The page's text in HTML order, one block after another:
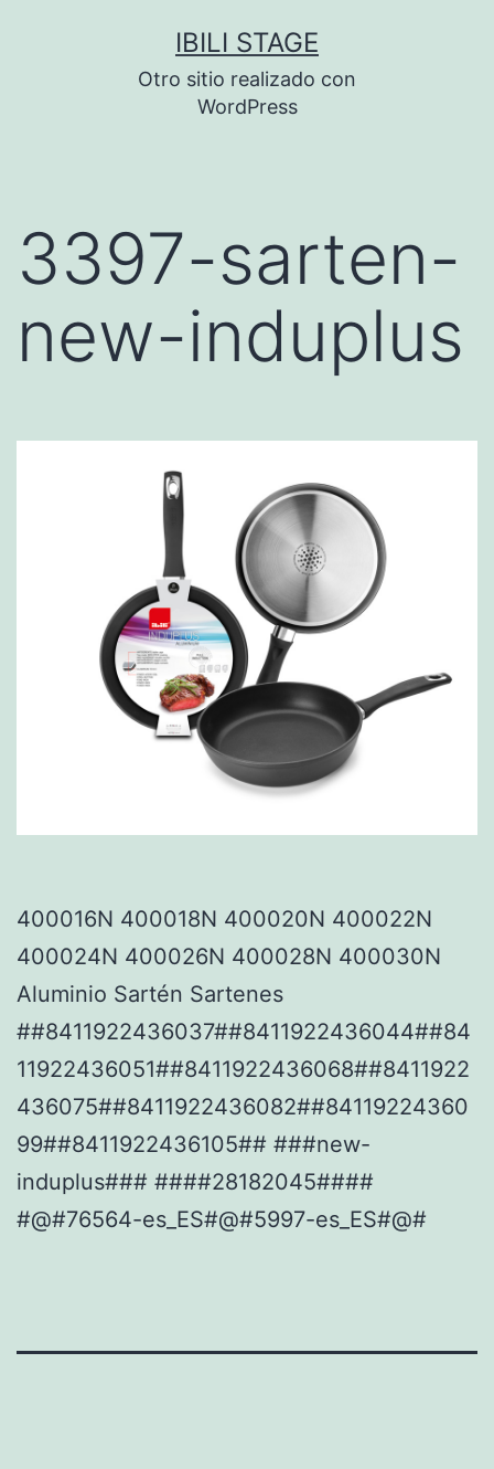
IBILI STAGE
Otro sitio realizado con
WordPress
3397-sarten-
new-induplus
400016N 400018N 400020N 400022N
400024N 400026N 400028N 400030N
Aluminio Sartén Sartenes
##8411922436037##8411922436044##84
11922436051##8411922436068##8411922
436075##8411922436082##84119224360
99##8411922436105## ###new-
induplus### ####28182045####
#@#76564-es_ES#@#5997-es_ES#@#